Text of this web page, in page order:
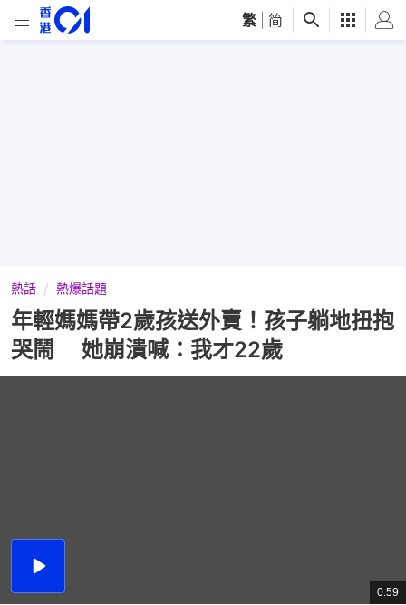
繁 简
熱話 熱爆話題
年輕媽媽帶2歲孩送外賣！孩子躺地扭抱
哭鬧 她崩潰喊：我才22歲
播
總
0:59